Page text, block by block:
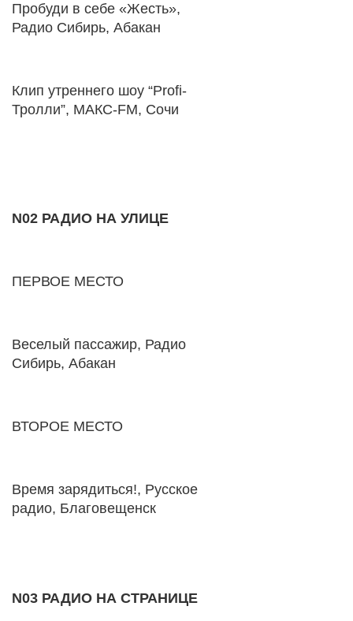
Пробуди в себе «Жесть»,
Радио Сибирь, Абакан
Клип утреннего шоу “Profi-
Тролли”, МАКС-FM, Сочи
N02 РАДИО НА УЛИЦЕ
ПЕРВОЕ МЕСТО
Веселый пассажир, Радио
Сибирь, Абакан
ВТОРОЕ МЕСТО
Время зарядиться!, Русское
радио, Благовещенск
N03 РАДИО НА СТРАНИЦЕ